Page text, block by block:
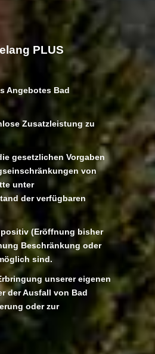
PLUS
Angebotes Bad
Zusatzleistung zu
gesetzlichen Vorgaben
von
unter
der verfügbaren
(Eröffnung bisher
Beschränkung oder
sind.
unserer eigenen
der Ausfall von Bad
oder zur